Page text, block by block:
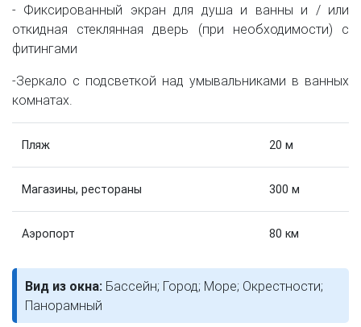
- Фиксированный экран для душа и ванны и / или
откидная стеклянная дверь (при необходимости) с
фитингами
-Зеркало с подсветкой над умывальниками в ванных
комнатах.
Пляж 20 м
Магазины, рестораны 300 м
Аэропорт 80 км
Вид из окна: Бассейн; Город; Море; Окрестности;
Панорамный